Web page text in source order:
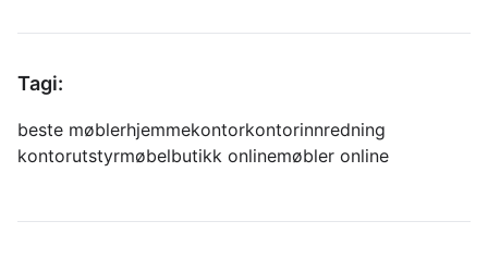
Tagi:
beste møblerhjemmekontorkontorinnredning
kontorutstyrmøbelbutikk onlinemøbler online